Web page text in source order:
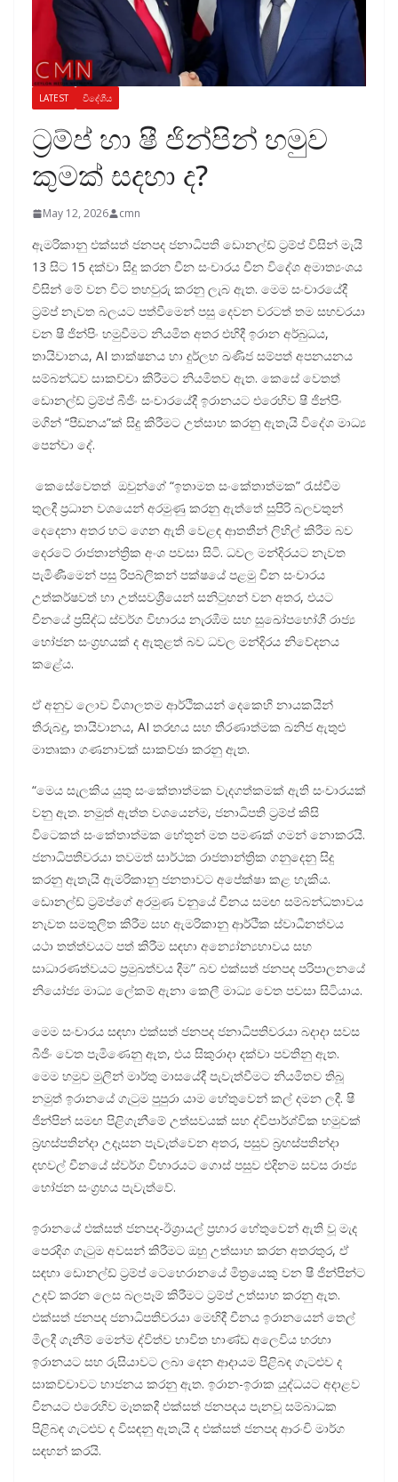
LATEST විදේශීය
ට්‍රම්ප් හා ෂී ජින්පින් හමුව
කුමක් සදහා ද?
May 12, 2026 cmn
ඇමරිකානු එක්සත් ජනපද ජනාධිපති ඩොනල්ඩ් ට්‍රම්ප් විසින් මැයි
13 සිට 15 දක්වා සිදු කරන චීන සංචාරය චීන විදේශ අමාත්‍යංශය
විසින් මේ වන විට තහවුරු කරනු ලැබ ඇත. මෙම සංචාරයේදී
ට්‍රම්ප් නැවත බලයට පත්වීමෙන් පසු දෙවන වරටත් තම සහචරයා
වන ෂී ජින්පිං හමුවීමට නියමිත අතර එහිදී ඉරාන අර්බුධය,
තායිවානය, AI තාක්ෂනය හා දුර්ලභ ඛණිජ සම්පත් අපනයනය
සම්බන්ධව සාකච්චා කිරීමට නියමිතව ඇත. කෙසේ වෙතත්
ඩොනල්ඩ් ට්‍රම්ප් බීජිං සංචාරයේදී ඉරානයට එරෙහිව ෂී ජින්පිං
මගින් “පීඩනය”ක් සිදු කිරීමට උත්සාහ කරනු ඇතැයි විදේශ මාධ්‍ය
පෙන්වා දේ.
කෙසේවෙතත් ඔවුන්ගේ “ඉතාමත සංකේතාත්මක” රැස්වීම
තුලදී ප්‍රධාන වශයෙන් අරමුණු කරනු ඇත්තේ සුපිරි බලවතුන්
දෙදෙනා අතර හට ගෙන ඇති වෙළඳ ආතතීන් ලිහිල් කිරීම බව
දෙරටේ රාජතාන්ත්‍රික අංශ පවසා සිටි. ධවල මන්දිරයට නැවත
පැමිණීමෙන් පසු රිපබ්ලිකන් පක්ෂයේ පළමු චීන සංචාරය
උත්කර්ෂවත් හා උත්සවශ්‍රීයෙන් සනිටුහන් වන අතර, එයට
චීනයේ ප්‍රසිද්ධ ස්වර්ග විහාරය නැරඹීම සහ සුඛෝපභෝගී රාජ්‍ය
භෝජන සංග්‍රහයක් ද ඇතුළත් බව ධවල මන්දිරය නිවේදනය
කළේය.
ඒ අනුව ලොව විශාලතම ආර්ථිකයන් දෙකෙහි නායකයින්
තීරුබදු, තායිවානය, AI තරඟය සහ තීරණාත්මක ඛනිජ ඇතුළු
මාතෘකා ගණනාවක් සාකච්ඡා කරනු ඇත.
“මෙය සැලකිය යුතු සංකේතාත්මක වැදගත්කමක් ඇති සංචාරයක්
වනු ඇත. නමුත් ඇත්ත වශයෙන්ම, ජනාධිපති ට්‍රම්ප් කිසි
විටෙකත් සංකේතාත්මක හේතූන් මත පමණක් ගමන් නොකරයි.
ජනාධිපතිවරයා තවමත් සාර්ථක රාජතාන්ත්‍රික ගනුදෙනු සිදු
කරනු ඇතැයි ඇමරිකානු ජනතාවට අපේක්ෂා කළ හැකිය.
ඩොනල්ඩ් ට්‍රම්ප්ගේ අරමුණ වනුයේ චීනය සමඟ සම්බන්ධතාවය
නැවත සමතුලිත කිරීම සහ ඇමරිකානු ආර්ථික ස්වාධීනත්වය
යථා තත්ත්වයට පත් කිරීම සඳහා අන්‍යෝන්‍යභාවය සහ
සාධාරණත්වයට ප්‍රමුඛත්වය දීම” බව එක්සත් ජනපද පරිපාලනයේ
නියෝජ්‍ය මාධ්‍ය ලේකම් ඇනා කෙලී මාධ්‍ය වෙත පවසා සිටියාය.
මෙම සංචාරය සඳහා එක්සත් ජනපද ජනාධිපතිවරයා බදාදා සවස
බීජිං වෙත පැමිණෙනු ඇත, එය සිකුරාදා දක්වා පවතිනු ඇත.
මෙම හමුව මුලින් මාර්තු මාසයේදී පැවැත්වීමට නියමිතව තිබූ
නමුත් ඉරානයේ ගැටුම පුපුරා යාම හේතුවෙන් කල් දමන ලදී. ෂී
ජින්පින් සමඟ පිළිගැනීමේ උත්සවයක් සහ ද්විපාර්ශ්වික හමුවක්
බ්‍රහස්පතින්දා උදෑසන පැවැත්වෙන අතර, පසුව බ්‍රහස්පතින්දා
දහවල් චීනයේ ස්වර්ග විහාරයට ගොස් පසුව එදිනම සවස රාජ්‍ය
භෝජන සංග්‍රහය පැවැත්වේ.
ඉරානයේ එක්සත් ජනපද-ඊශ්‍රායල් ප්‍රහාර හේතුවෙන් ඇති වූ මැද
පෙරදිග ගැටුම අවසන් කිරීමට ඔහු උත්සාහ කරන අතරතුර, ඒ
සඳහා ඩොනල්ඩ් ට්‍රම්ප් ටෙහෙරානයේ මිත්‍රයෙකු වන ෂී ජින්පින්ට
උදව් කරන ලෙස බලපෑම් කිරීමට ට්‍රම්ප් උත්සාහ කරනු ඇත.
එක්සත් ජනපද ජනාධිපතිවරයා මෙහිදී චීනය ඉරානයෙන් තෙල්
මිලදී ගැනීම් මෙන්ම ද්විත්ව භාවිත භාණ්ඩ අලෙවිය හරහා
ඉරානයට සහ රුසියාවට ලබා දෙන ආදායම පිළිබඳ ගැටළුව ද
සාකච්චාවට භාජනය කරනු ඇත. ඉරාන-ඉරාක යුද්ධයට අදාළව
චීනයට එරෙහිව මෑතකදී එක්සත් ජනපදය පැනවූ සම්බාධක
පිළිබඳ ගැටළුව ද විසඳනු ඇතැයි ද එක්සත් ජනපද ආරංචි මාර්ග
සඳහන් කරයි.